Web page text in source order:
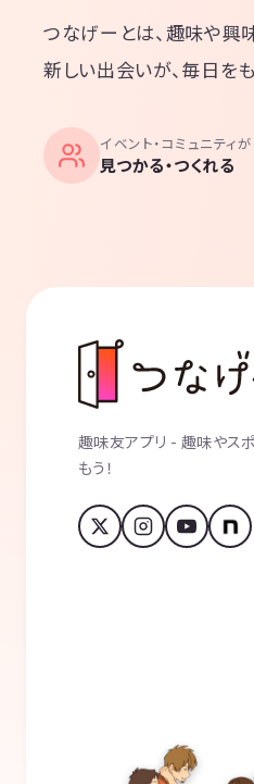
つなげーとは、趣味や興
新しい出会いが、毎日をも
イベント・コミュニティが
見つかる・つくれる
趣味友アプリ - 趣味やス
もう！